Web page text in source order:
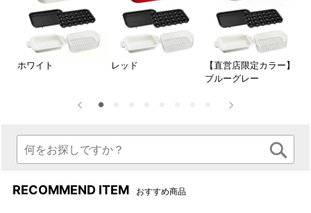
チーマー(1段)
ホワイト レッド
【直営店限定カラー】
ブルーグレー
RECOMMEND ITEM おすすめ商品